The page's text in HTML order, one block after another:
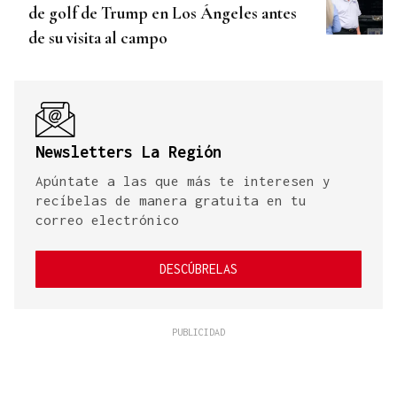
de golf de Trump en Los Ángeles antes
de su visita al campo
Newsletters La Región
Apúntate a las que más te interesen y
recíbelas de manera gratuita en tu
correo electrónico
DESCÚBRELAS